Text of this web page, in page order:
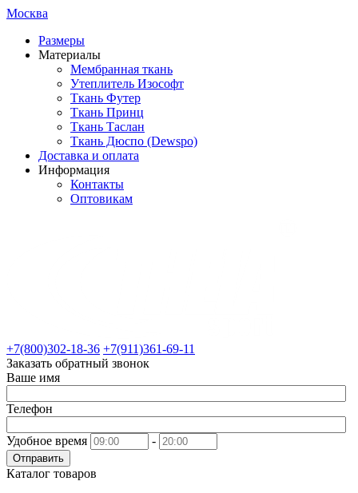
Москва
Размеры
Материалы
Мембранная ткань
Утеплитель Изософт
Ткань Футер
Ткань Принц
Ткань Таслан
Ткань Дюспо (Dewspo)
Доставка и оплата
Информация
Контакты
Оптовикам
+7(800)302-18-36 +7(911)361-69-11
Заказать обратный звонок
Ваше имя
Телефон
Удобное время -
Отправить
Каталог товаров